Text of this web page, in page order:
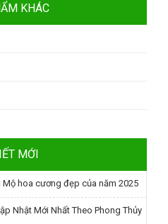
KHÁC
MỚI
hoa cương đẹp của năm 2025
Nhật Mới Nhất Theo Phong Thủy